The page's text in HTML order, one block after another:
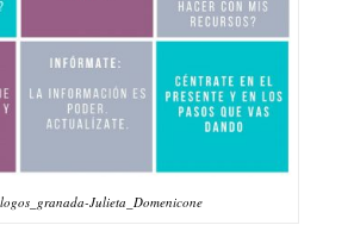
Julieta_Domenicone